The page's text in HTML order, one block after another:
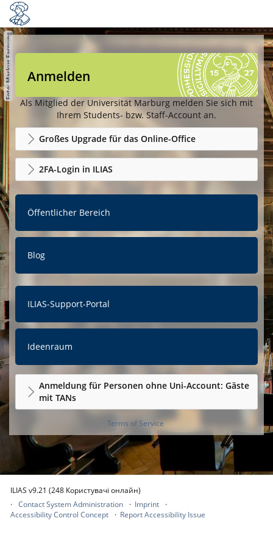
Anmelden
Als Mitglied der Universität Marburg melden Sie sich mit
Ihrem Students- bzw. Staff-Account an.
Großes Upgrade für das Online-Office
2FA-Login in ILIAS
Öffentlicher Bereich
Blog
ILIAS-Support-Portal
Ideenraum
Anmeldung für Personen ohne Uni-Account: Gäste
mit TANs
Terms of Service
ILIAS v9.21 (248 Користувачі онлайн)
Contact System Administration
Imprint
Accessibility Control Concept
Report Accessibility Issue